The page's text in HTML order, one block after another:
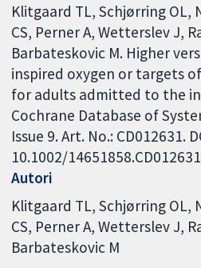
Klitgaard TL, Schjørring OL,
CS, Perner A, Wetterslev J,
Barbateskovic M. Higher
inspired oxygen or targets
for adults admitted to the
Cochrane Database of
Issue 9. Art. No.: CD012631.
10.1002/
Autori
Klitgaard TL Schjørring OL
CS Perner A Wetterslev J
Barbateskovic M